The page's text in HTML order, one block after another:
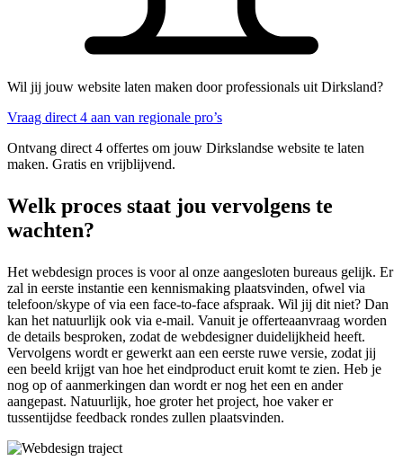
Wil jij jouw website laten maken door professionals uit Dirksland?
Vraag direct 4 aan van regionale pro’s
Ontvang direct 4 offertes om jouw Dirkslandse website te laten
maken. Gratis en vrijblijvend.
Welk proces staat jou vervolgens te
wachten?
Het webdesign proces is voor al onze aangesloten bureaus gelijk. Er
zal in eerste instantie een kennismaking plaatsvinden, ofwel via
telefoon/skype of via een face-to-face afspraak. Wil jij dit niet? Dan
kan het natuurlijk ook via e-mail. Vanuit je offerteaanvraag worden
de details besproken, zodat de webdesigner duidelijkheid heeft.
Vervolgens wordt er gewerkt aan een eerste ruwe versie, zodat jij
een beeld krijgt van hoe het eindproduct eruit komt te zien. Heb je
nog op of aanmerkingen dan wordt er nog het een en ander
aangepast. Natuurlijk, hoe groter het project, hoe vaker er
tussentijdse feedback rondes zullen plaatsvinden.